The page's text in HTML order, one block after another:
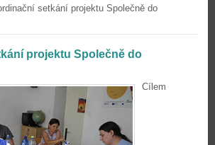
setkání projektu Společně do
projektu Společně do
Cílem